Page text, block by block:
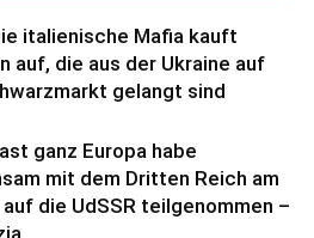
italienische Mafia kauft
auf, die aus der Ukraine auf
gelangt sind
ganz Europa habe
mit dem Dritten Reich am
die UdSSR teilgenommen –